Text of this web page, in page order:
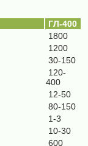
ГЛ-400
1800
1200
30-150
120-
400
12-50
80-150
1-3
10-30
600